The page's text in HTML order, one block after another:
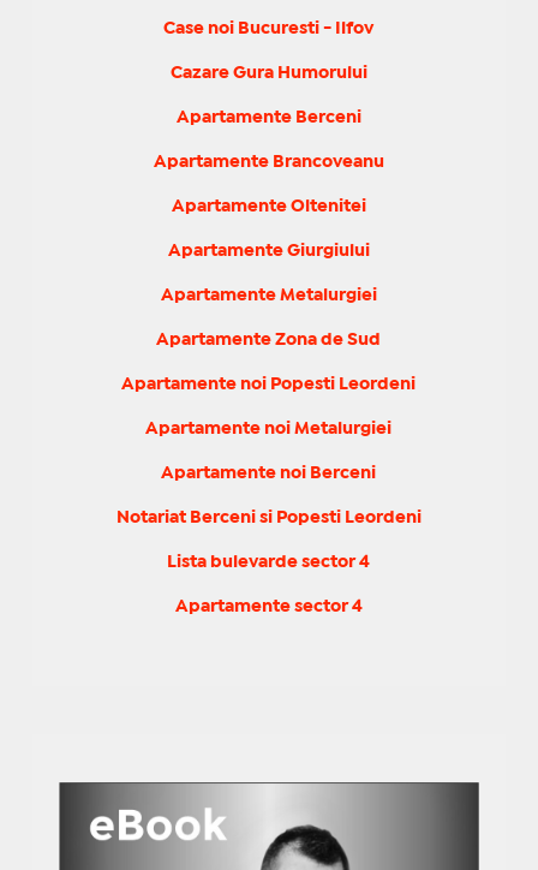
Case noi Bucuresti - Ilfov
Cazare Gura Humorului
Apartamente Berceni
Apartamente Brancoveanu
Apartamente Oltenitei
Apartamente Giurgiului
Apartamente Metalurgiei
Apartamente Zona de Sud
Apartamente noi Popesti Leordeni
Apartamente noi Metalurgiei
Apartamente noi Berceni
Notariat Berceni si Popesti Leordeni
Lista bulevarde sector 4
Apartamente sector 4